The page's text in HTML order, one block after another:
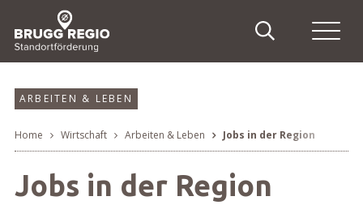
Navigieren in Brugg
Schnellnavigation
Suche Suchbegriff
Breadcrumb
Home Wirtschaft Arbeiten & Leben Jobs in der Region
Jobs in der Region
ARBEITEN & LEBEN